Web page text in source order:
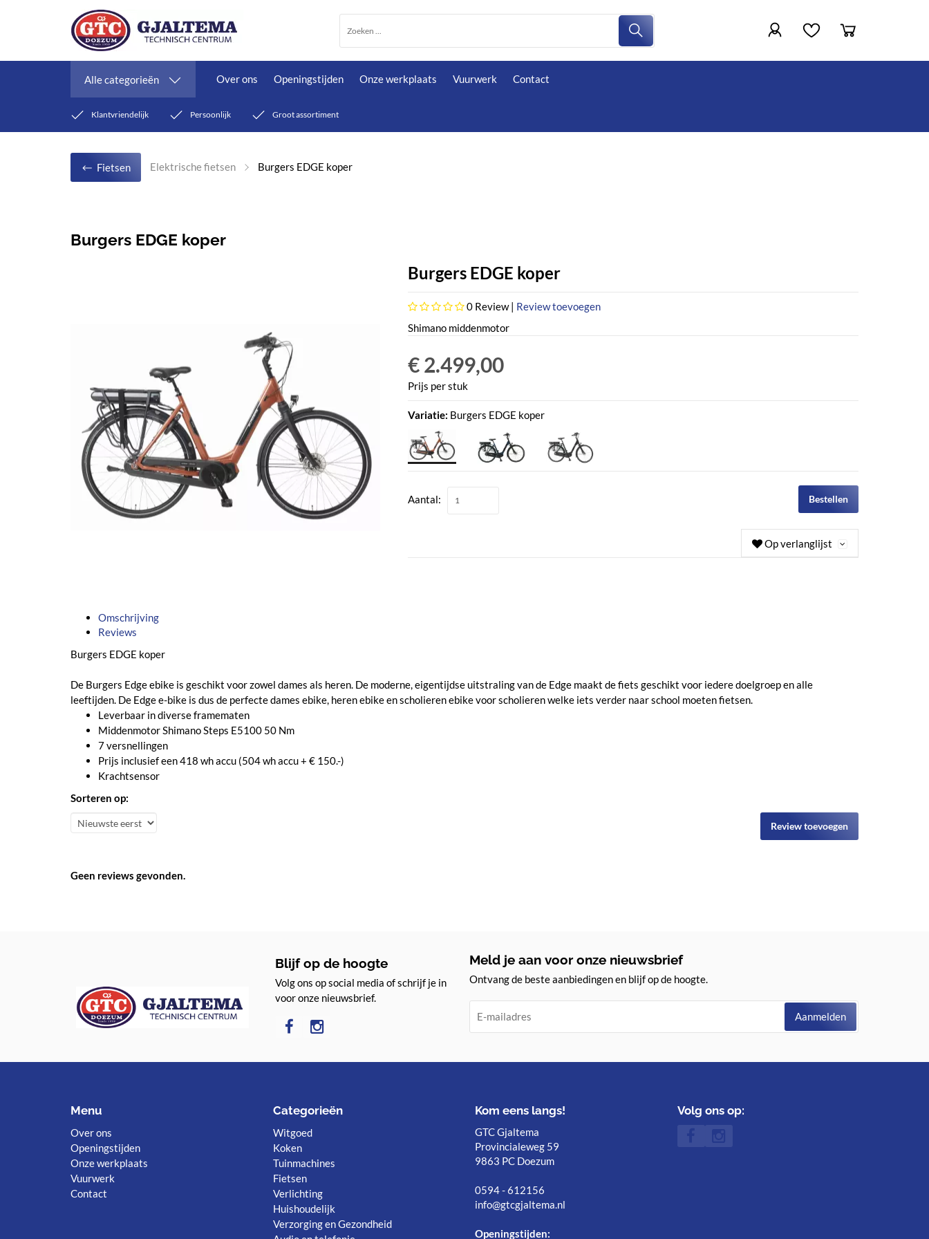
Alle categorieën Over ons Openingstijden Onze werkplaats Vuurwerk Contact
Klantvriendelijk Persoonlijk Groot assortiment
Fietsen Elektrische fietsen Burgers EDGE koper
Burgers EDGE koper
Burgers EDGE koper
0Review | Review toevoegen
Shimano middenmotor
€ 2.499,00
Prijs per stuk
Variatie: Burgers EDGE koper
Aantal: Bestellen
Op verlanglijst
Omschrijving
Reviews
Burgers EDGE koper
De Burgers Edge ebike is geschikt voor zowel dames als heren. De moderne, eigentijdse uitstraling van de Edge maakt de fiets geschikt voor iedere doelgroep en alle
leeftijden. De Edge e-bike is dus de perfecte dames ebike, heren ebike en scholieren ebike voor scholieren welke iets verder naar school moeten fietsen.
Leverbaar in diverse framematen
Middenmotor Shimano Steps E5100 50 Nm
7 versnellingen
Prijs inclusief een 418 wh accu (504 wh accu + € 150.-)
Krachtsensor
Sorteren op:
Review toevoegen
Geen reviews gevonden.
Blijf op de hoogte
Volg ons op social media of schrijf je in
voor onze nieuwsbrief.
Meld je aan voor onze nieuwsbrief
Ontvang de beste aanbiedingen en blijf op de hoogte.
Aanmelden
Categorieën
Witgoed
Koken
Tuinmachines
Fietsen
Verlichting
Huishoudelijk
Verzorging en Gezondheid
Menu
Over ons
Openingstijden
Onze werkplaats
Vuurwerk
Contact
Volg ons op:
Kom eens langs!
GTC Gjaltema
Provincialeweg 59
9863 PC Doezum
0594 - 612156
info@gtcgjaltema.nl
Openingstijden: